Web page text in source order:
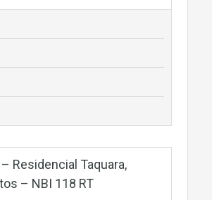
Residencial Taquara,
– NBI 118 RT